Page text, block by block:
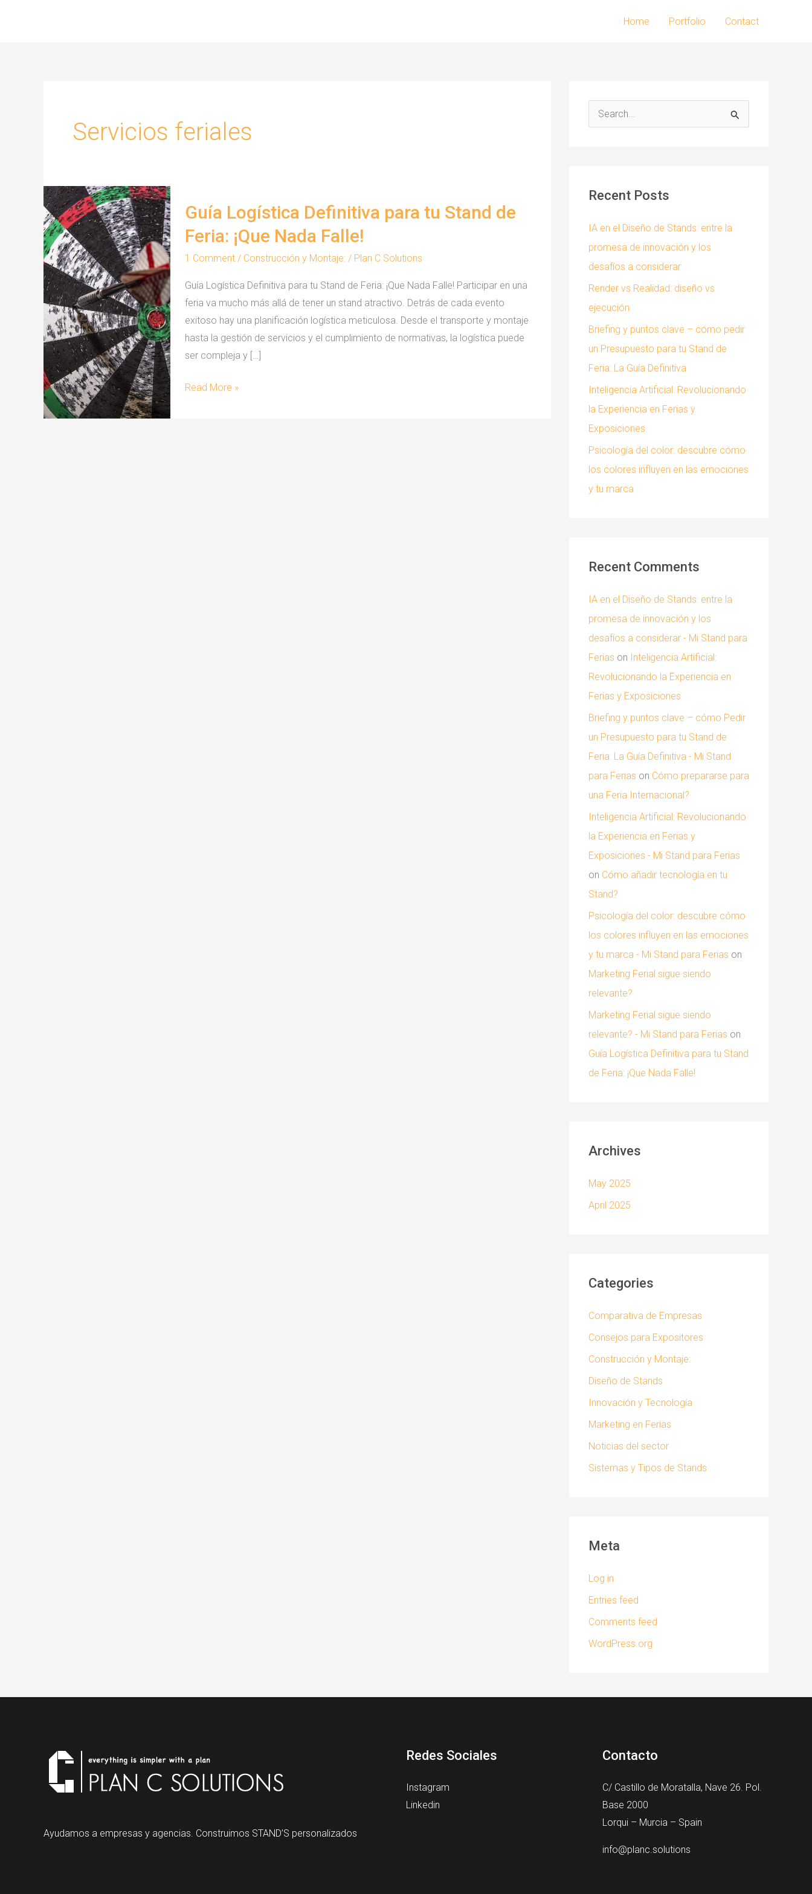
Home Portfolio Contact
Servicios feriales
Guía Logística Definitiva para tu Stand de
Feria: ¡Que Nada Falle!
1 Comment / Construcción y Montaje: / Plan C Solutions
Guía Logística Definitiva para tu Stand de Feria: ¡Que Nada Falle! Participar en una
feria va mucho más allá de tener un stand atractivo. Detrás de cada evento
exitoso hay una planificación logística meticulosa. Desde el transporte y montaje
hasta la gestión de servicios y el cumplimiento de normativas, la logística puede
ser compleja y […]
Guía
Read More »
e
f
o
r
:
Recent Posts
IA en el Diseño de Stands: entre la
promesa de innovación y los
desafíos a considerar
Render vs Realidad: diseño vs
ejecución
Briefing y puntos clave – cómo pedir
un Presupuesto para tu Stand de
Feria: La Guía Definitiva
Inteligencia Artificial: Revolucionando
la Experiencia en Ferias y
Exposiciones
Psicología del color: descubre cómo
los colores influyen en las emociones
y tu marca
Recent Comments
IA en el Diseño de Stands: entre la
promesa de innovación y los
desafíos a considerar - Mi Stand para
Ferias on Inteligencia Artificial:
Revolucionando la Experiencia en
Ferias y Exposiciones
Briefing y puntos clave – cómo Pedir
un Presupuesto para tu Stand de
Feria: La Guía Definitiva - Mi Stand
para Ferias on Cómo prepararse para
una Feria Internacional?
Inteligencia Artificial: Revolucionando
la Experiencia en Ferias y
Exposiciones - Mi Stand para Ferias
on Cómo añadir tecnología en tu
Stand?
Psicología del color: descubre cómo
los colores influyen en las emociones
y tu marca - Mi Stand para Ferias on
Marketing Ferial sigue siendo
relevante?
Marketing Ferial sigue siendo
relevante? - Mi Stand para Ferias on
Guía Logística Definitiva para tu Stand
de Feria: ¡Que Nada Falle!
Archives
May 2025
April 2025
Categories
Comparativa de Empresas
Consejos para Expositores
Construcción y Montaje:
Diseño de Stands
Innovación y Tecnología
Marketing en Ferias
Noticias del sector
Sistemas y Tipos de Stands
Meta
Log in
Entries feed
Comments feed
WordPress.org
Ayudamos a empresas y agencias. Construimos STAND’S personalizados
Redes Sociales
Instagram
Linkedin
Contacto
C/ Castillo de Moratalla, Nave 26. Pol.
Base 2000
Lorqui – Murcia – Spain​
info@planc.solutions